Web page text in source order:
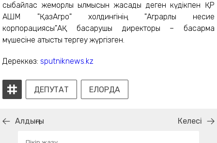
сыбайлас жемқорлық қылмысын жасады деген күдікпен ҚР
АШМ "ҚазАгро" холдингінің "Аграрлық несие
корпорациясы"АҚ басқарушы директоры – басқарма
мүшесіне қатысты тергеу жүргізген.
Дереккөз: sputniknews.kz
ДЕПУТАТ ЕЛОРДА
Алдыңғы Келесі